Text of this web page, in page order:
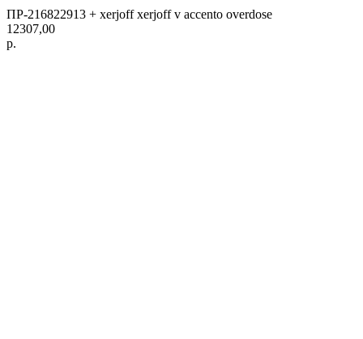
ПР-216822913 + xerjoff xerjoff v accento overdose
12307,00
р.